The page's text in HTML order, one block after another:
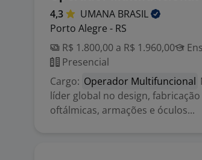
4,3 UMANA BRASIL
Porto Alegre - RS
R$ 1.800,00 a R$ 1.960,00
Presencial
Cargo: Operador Multifuncional
líder global no design,
oftálmicas, armações e óculos...